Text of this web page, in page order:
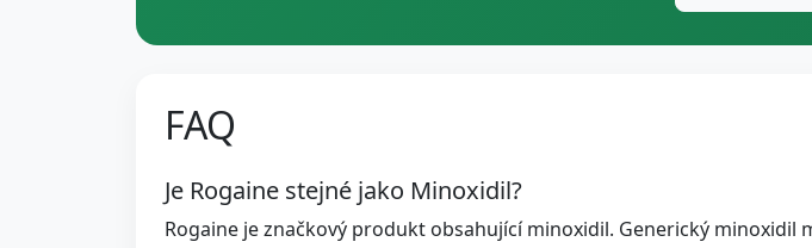
FAQ
Je Rogaine stejné jako Minoxidil?
Rogaine je značkový produkt obsahující minoxidil. Generický minoxidil